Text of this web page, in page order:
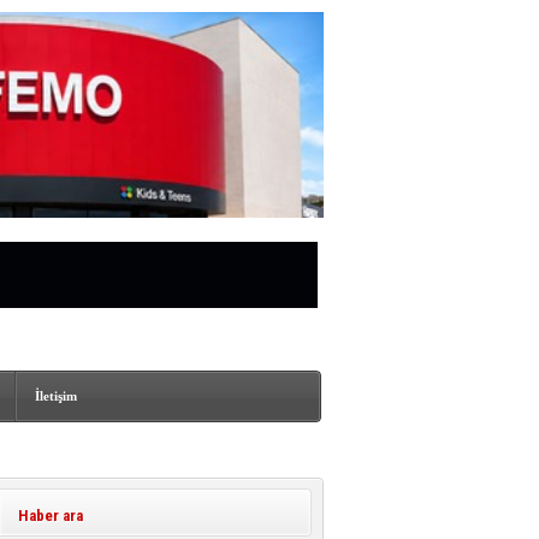
İletişim
Haber ara